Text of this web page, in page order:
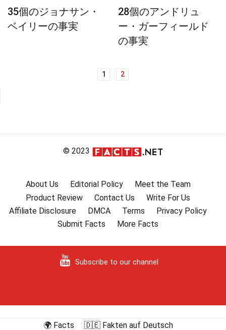
35個のジョナサン・
ベイリーの事実
28個のアンドリュ
ー・ガーフィールド
の事実
1 2
© 2023
About Us Editorial Policy
Meet the Team
Product Review
Contact Us
Write For Us
Affiliate Disclosure
DMCA Terms
Privacy Policy
Submit Facts
More Facts
Subscribe to our channel
🌍 Facts 🇩🇪 Fakten auf Deutsch